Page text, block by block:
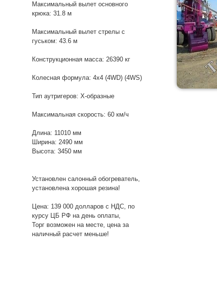
Максимальный вылет основного
крюка: 31.8 м
Максимальный вылет стрелы с
гуськом: 43.6 м
Конструкционная масса: 26390 кг
Колесная формула: 4x4 (4WD) (4WS)
Тип аутригеров: Х-образные
Максимальная скорость: 60 км/ч
Длина: 11010 мм
Ширина: 2490 мм
Высота: 3450 мм
Установлен салонный обогреватель,
установлена хорошая резина!
Цена: 139 000 долларов с НДС, по
курсу ЦБ РФ на день оплаты,
Торг возможен на месте, цена за
наличный расчет меньше!